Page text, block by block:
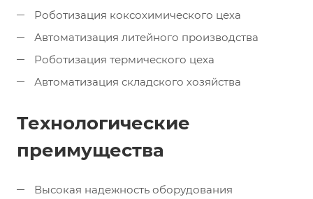
Роботизация коксохимического цеха
Автоматизация литейного производства
Роботизация термического цеха
Автоматизация складского хозяйства
Технологические
преимущества
Высокая надежность оборудования